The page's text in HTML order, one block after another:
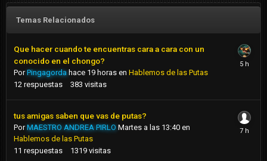
Temas Relacionados
Que hacer cuando te encuentras cara a cara con un
conocido en el chongo?
PorPingagorda hace 19 horas en Hablemos de las Putas
12 respuestas 383 visitas
tus amigas saben que vas de putas?
PorMAESTRO ANDREA PIRLO Martes a las 13:40 en
Hablemos de las Putas
11 respuestas 1319 visitas